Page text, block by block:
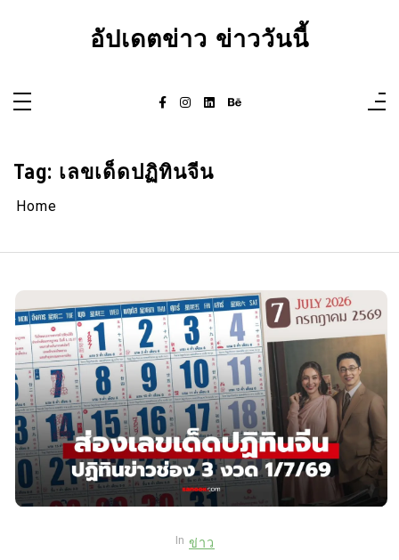
อัปเดตข่าว ข่าววันนี้
Tag: เลขเด็ดปฏิทินจีน
Home
In ข่าว